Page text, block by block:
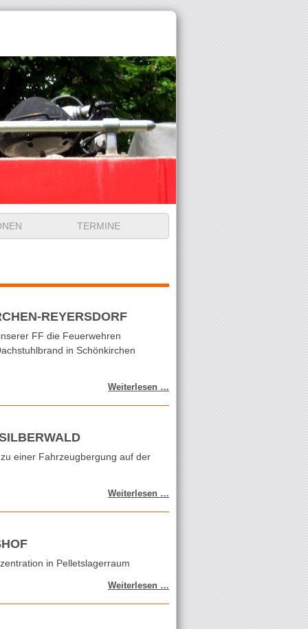
TERMINE
REYERSDORF
FF die Feuerwehren
in Schönkirchen
Weiterlesen … Dachstuhlbrand
Schönkirchen-
Reyersdorf
einer Fahrzeugbergung auf der
Weiterlesen … Fahrzeugbergung
Richtung
Silberwald
in Pelletslagerraum
Weiterlesen … Schadstoffeinsatz
Strasshof